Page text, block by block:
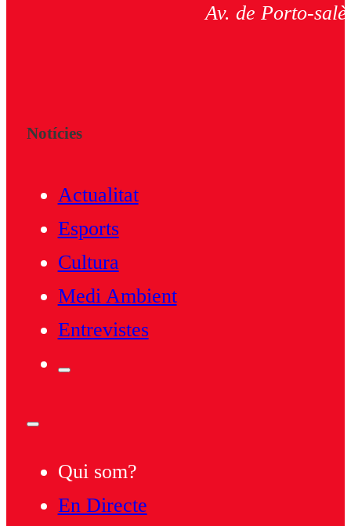
Av. de Porto-
Notícies
Actualitat
Esports
Cultura
Medi Ambient
Entrevistes
Qui som?
En Directe